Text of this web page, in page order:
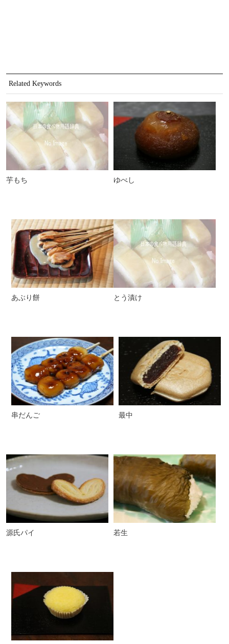
Related Keywords
芋もち ゆべし
あぶり餅 とう漬け
串だんご 最中
源氏パイ 若生